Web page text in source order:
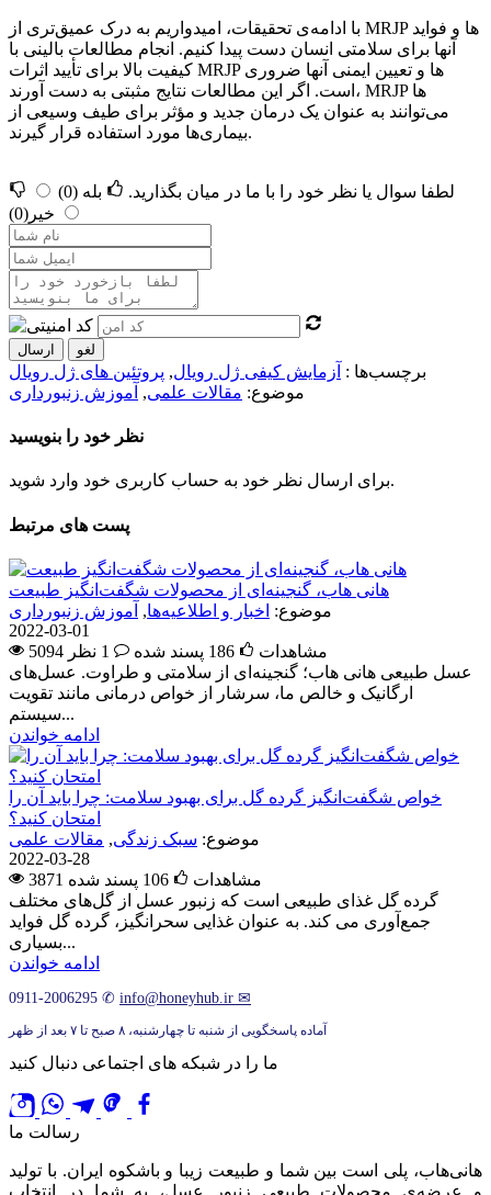
با ادامه‌ی تحقیقات، امیدواریم به درک عمیق‌تری از MRJP ها و فواید
آنها برای سلامتی انسان دست پیدا کنیم. انجام مطالعات بالینی با
کیفیت بالا برای تأیید اثرات MRJP ها و تعیین ایمنی آنها ضروری
است. اگر این مطالعات نتایج مثبتی به دست آورند، MRJP ها
می‌توانند به عنوان یک درمان جدید و مؤثر برای طیف وسیعی از
بیماری‌ها مورد استفاده قرار گیرند.
لطفا سوال یا نظر خود را با ما در میان بگذارید. بله (0)
خیر (0)
ارسال لغو
برچسب‌ها : آزمایش کیفی ژل رویال, پروتئین های ژل رویال
موضوع: مقالات علمی, آموزش زنبورداری
نظر خود را بنویسید
برای ارسال نظر خود به حساب کاربری خود وارد شوید.
پست های مرتبط
هانی هاب، گنجینه‌ای از محصولات شگفت‌انگیز طبیعت
موضوع: اخبار و اطلاعیه‌ها, آموزش زنبورداری
2022-03-01
5094 مشاهدات
186 پسند شده
1 نظر
عسل طبیعی هانی هاب؛ گنجینه‌ای از سلامتی و طراوت. عسل‌های
ارگانیک و خالص ما، سرشار از خواص درمانی مانند تقویت
سیستم...
ادامه خواندن
خواص شگفت‌انگیز گرده گل برای بهبود سلامت: چرا باید آن را
امتحان کنید؟
موضوع: سبک زندگی, مقالات علمی
2022-03-28
3871 مشاهدات
106 پسند شده
گرده گل غذای طبیعی است که زنبور عسل از گل‌های مختلف
جمع‌آوری می کند. به عنوان غذایی سحرانگیز، گرده گل فواید
بسیاری...
ادامه خواندن
0911-2006295 ✆ info@honeyhub.ir ✉
آماده پاسخگویی از شنبه تا چهارشنبه، ۸ صبح تا ۷ بعد از ظهر
ما را در شبکه های اجتماعی دنبال کنید
رسالت ما
هانی‌هاب، پلی است بین شما و طبیعت زیبا و باشکوه ایران. با تولید
و عرضه‌ی محصولات طبیعی زنبور عسل، به شما در انتخاب